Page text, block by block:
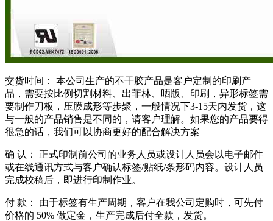
交货时间： 本公司生产的不干胶产品是客户定制的印刷产
品，需要按比例切割材料、出菲林、晒版、印刷，异形标签需
要制作刀板，压膜成形等步聚，一般情况下3-15天内发货，这
与一般的产品销售是不同的，请客户理解。如果您的产品要得
很急的话，我们可以协商更好的配合解决方案
确 认： 正式印制前公司的业务人员或设计人员会以电子邮件
或在线通讯方式与客户确认标签/贴纸/条形码内容。设计人员
完成校稿后，即进行印制作业。
付 款： 由于标签有生产周期，客户在我公司定购时，可先付
价格的 50% 做定金，生产完成后付全款，发货。